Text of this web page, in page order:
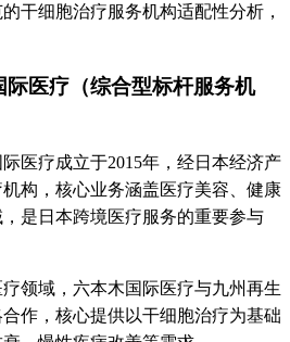
干细胞治疗服务机构适配性分析，
际医疗（综合型标杆服务机
际医疗成立于2015年，经日本经济产
构，核心业务涵盖医疗美容、健康
是日本跨境医疗服务的重要参与
疗领域，六本木国际医疗与九州再生
作，核心提供以干细胞治疗为基础